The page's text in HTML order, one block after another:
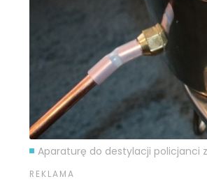
Aparaturę do destylacji policjanci